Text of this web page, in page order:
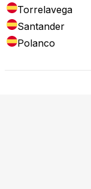
Torrelavega
Santander
Polanco